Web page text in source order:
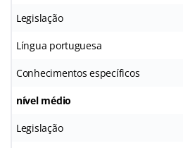
Legislação
Língua portuguesa
Conhecimentos específicos
nível médio
Legislação